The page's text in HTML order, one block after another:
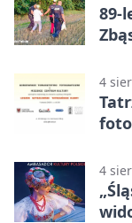
89-
4
4